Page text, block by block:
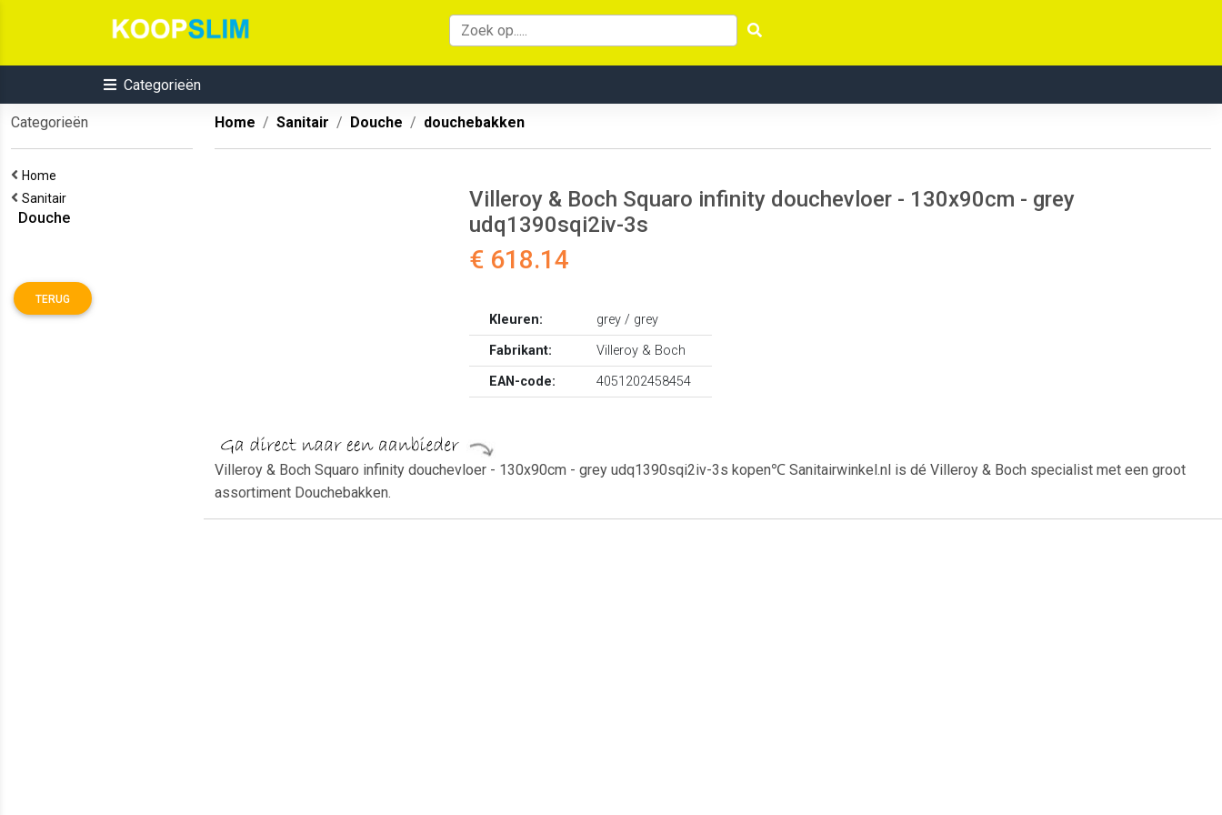
Categorieën
Categorieën
Home
Sanitair
Douche
TERUG
Home Sanitair Douche douchebakken
Villeroy & Boch Squaro infinity douchevloer - 130x90cm - grey
udq1390sqi2iv-3s
€ 618.14
Kleuren:
grey / grey
Fabrikant:
Villeroy & Boch
EAN-code:
4051202458454